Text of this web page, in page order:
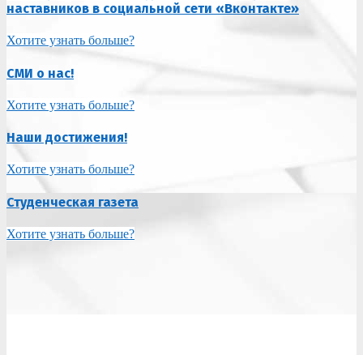
наставников в социальной сети «Вконтакте»
Хотите узнать больше?
СМИ о нас!
Хотите узнать больше?
Наши достижения!
Хотите узнать больше?
Студенческая газета
Хотите узнать больше?